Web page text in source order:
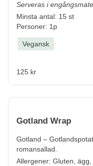
Serveras i
Minsta antal: 15 st
Personer: 1p
Vegansk
125 kr
Gotland Wrap
Gotland –
romansallad.
Allergener: Gluten,